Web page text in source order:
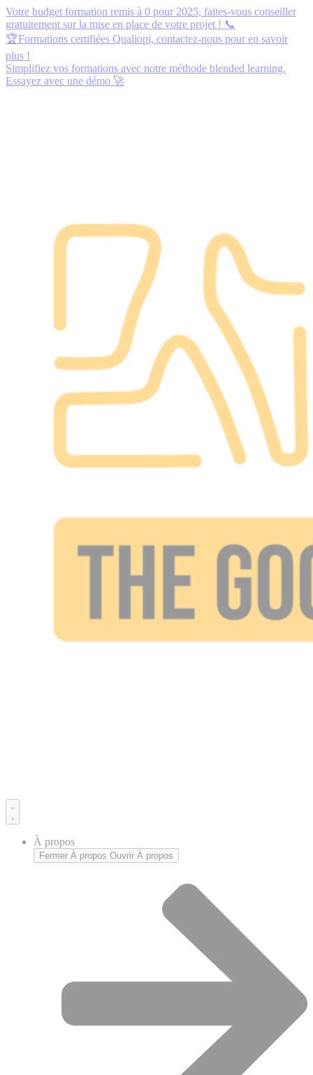
Votre budget formation remis à 0 pour 2025, faites-vous conseiller
gratuitement sur la mise en place de votre projet ! 📞
🏆Formations certifiées Qualiopi, contactez-nous pour en savoir
plus !
Simplifiez vos formations avec notre méthode blended learning.
Essayez avec une démo 🚀
À propos
Fermer À propos Ouvrir À propos